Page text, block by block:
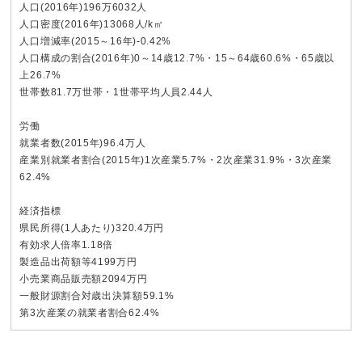
人口(2016年)196万6032人
人口密度(2016年)13068人/k㎡
人口増減率(2015～16年)-0.42%
人口構成の割合(2016年)0～14歳12.7%・15～64歳60.6%・65歳以
上26.7%
世帯数81.7万世帯・1世帯平均人員2.44人
労働
就業者数(2015年)96.4万人
産業別就業者割合(2015年)1次産業5.7%・2次産業31.9%・3次産業
62.4%
経済指標
県民所得(1人あたり)320.4万円
有効求人倍率1.18倍
製造品出荷額等4199万円
小売業商品販売額2094万円
一般財源割合対歳出決算額59.1%
第3次産業の就業者割合62.4%